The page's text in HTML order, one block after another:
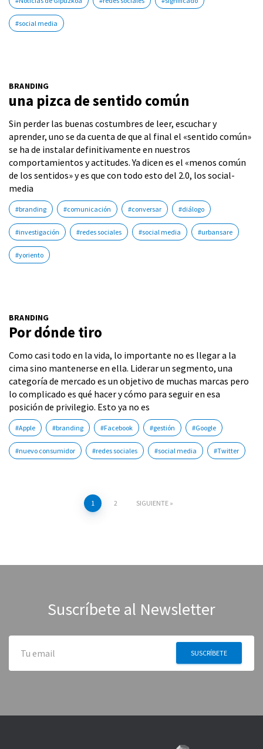
#social media
BRANDING
una pizca de sentido común
Sin perder las buenas costumbres de leer, escuchar y
aprender, uno se da cuenta de que al final el «sentido común»
se ha de instalar definitivamente en nuestros
comportamientos y actitudes. Ya dicen es el «menos común
de los sentidos» y es que con todo esto del 2.0, los social-
media
#branding #comunicación #conversar #diálogo
#investigación #redes sociales #social media #urbansare
#yoriento
BRANDING
Por dónde tiro
Como casi todo en la vida, lo importante no es llegar a la
cima sino mantenerse en ella. Liderar un segmento, una
categoría de mercado es un objetivo de muchas marcas pero
lo complicado es qué hacer y cómo para seguir en esa
posición de privilegio. Esto ya no es
#Apple #branding #Facebook #gestión #Google
#nuevo consumidor #redes sociales #social media #Twitter
Navegación
1 2 SIGUIENTE
Suscríbete al Newsletter